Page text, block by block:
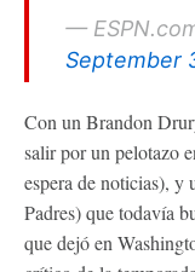
—
September
Con un Brandon
salir por un pelotazo
espera de noticias),
Padres) que todavía
que dejó en